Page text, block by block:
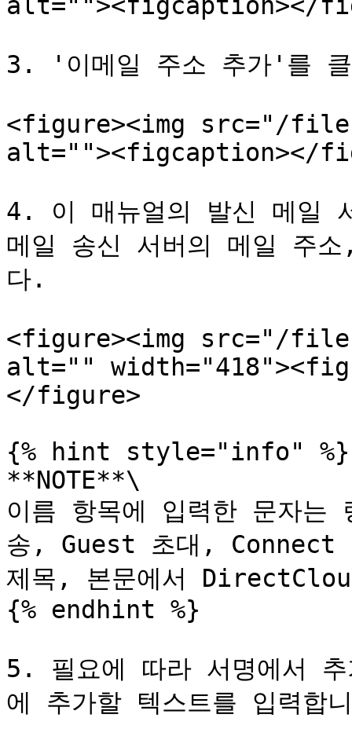
3. '이메일 주소 추가'를 클
<figure><img src="/files/
alt=""><figcaption></
4. 이 매뉴얼의 발신 메일
메일 송신 서버의 메일 주
다.
<figure><img src="/
alt=""
</figure>
{% hint style="info" %}
**NOTE**\
이름 항목에 입력한 문자
송, Guest 초대, Connect
제목, 본문에서
{% endhint %}
5. 필요에 따라 서명에서
에 추가할 텍스트를 입력합